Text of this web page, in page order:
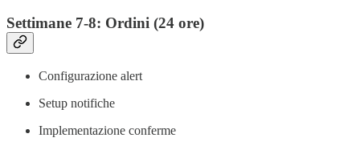
Settimane 7-8: Ordini (24 ore)
Configurazione alert
Setup notifiche
Implementazione conferme